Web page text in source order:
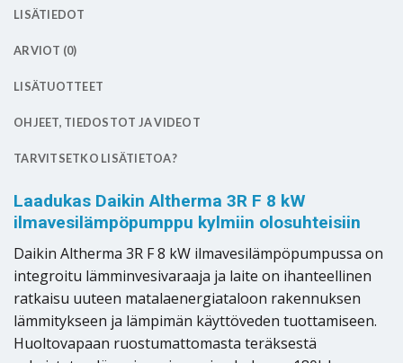
LISÄTIEDOT
ARVIOT (0)
LISÄTUOTTEET
OHJEET, TIEDOSTOT JA VIDEOT
TARVITSETKO LISÄTIETOA?
Laadukas Daikin Altherma 3R F 8 kW
ilmavesilämpöpumppu kylmiin olosuhteisiin
Daikin Altherma 3R F 8 kW ilmavesilämpöpumpussa on
integroitu lämminvesivaraaja ja laite on ihanteellinen
ratkaisu uuteen matalaenergiataloon rakennuksen
lämmitykseen ja lämpimän käyttöveden tuottamiseen.
Huoltovapaan ruostumattomasta teräksestä